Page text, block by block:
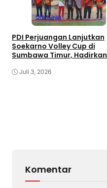
Olahraga
PDI Perjuangan Lanjutkan
Soekarno Volley Cup di
Sumbawa Timur, Hadirkan
Rakyat
Juli 3, 2026
Komentar